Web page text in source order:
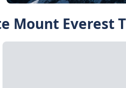
Mount Everest